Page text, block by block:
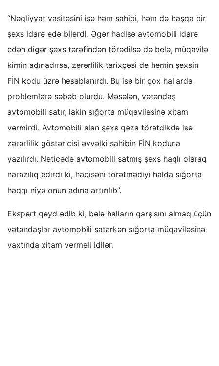
“Nəqliyyat vasitəsini isə həm sahibi, həm də başqa bir
şəxs idarə edə bilərdi. Əgər hadisə avtomobili idarə
edən digər şəxs tərəfindən törədilsə də belə, müqavilə
kimin adınadırsa, zərərlilik tarixçəsi də həmin şəxsin
FİN kodu üzrə hesablanırdı. Bu isə bir çox hallarda
problemlərə səbəb olurdu. Məsələn, vətəndaş
avtomobili satır, lakin sığorta müqaviləsinə xitam
vermirdi. Avtomobili alan şəxs qəza törətdikdə isə
zərərlilik göstəricisi əvvəlki sahibin FİN koduna
yazılırdı. Nəticədə avtomobili satmış şəxs haqlı olaraq
narazılıq edirdi ki, hadisəni törətmədiyi halda sığorta
haqqı niyə onun adına artırılıb”.
Ekspert qeyd edib ki, belə halların qarşısını almaq üçün
vətəndaşlar avtomobili satarkən sığorta müqaviləsinə
vaxtında xitam verməli idilər: